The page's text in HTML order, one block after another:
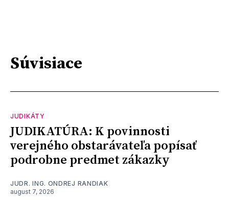
Súvisiace
JUDIKÁTY
JUDIKATÚRA: K povinnosti
verejného obstarávateľa popísať
podrobne predmet zákazky
JUDR. ING. ONDREJ RANDIAK
august 7, 2026